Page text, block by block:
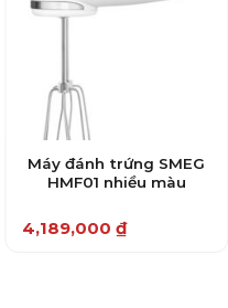
Máy đánh trứng SMEG
HMF01 nhiều màu
4,189,000 ₫